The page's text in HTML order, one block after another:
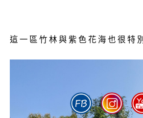
這一區竹林與紫色花海也很特別